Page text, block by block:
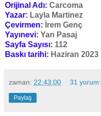
Orijinal Adı: Carcoma
Yazar: Layla Martinez
Çevirmen: İrem Genç
Yayınevi: Yan Pasaj
Sayfa Sayısı: 112
Baskı tarihi: Haziran 2023
zaman: 22:43:00 31 yorum:
Paylaş